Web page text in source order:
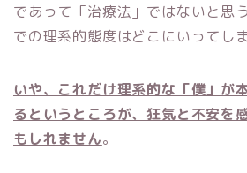
であって「治療法」ではないと思
での理系的態度はどこにいってし
いや、これだけ理系的な「僕」が
るというところが、狂気と不安を
もしれません。